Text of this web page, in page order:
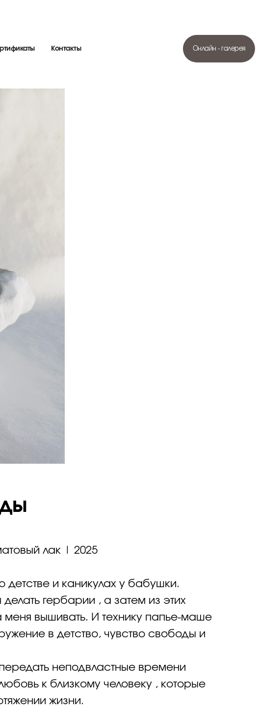
Контакты Онлайн - галерея
лак | 2025
и каникулах у бабушки.
гербарии , а затем из этих
вышивать. И технику папье-маше
в детство, чувство свободы и
неподвластные времени
к близкому человеку , которые
жизни.